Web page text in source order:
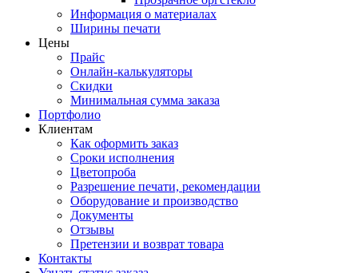
Информация о материалах
Ширины печати
Цены
Прайс
Онлайн-калькуляторы
Скидки
Минимальная сумма заказа
Портфолио
Клиентам
Как оформить заказ
Сроки исполнения
Цветопроба
Разрешение печати, рекомендации
Оборудование и производство
Документы
Отзывы
Претензии и возврат товара
Контакты